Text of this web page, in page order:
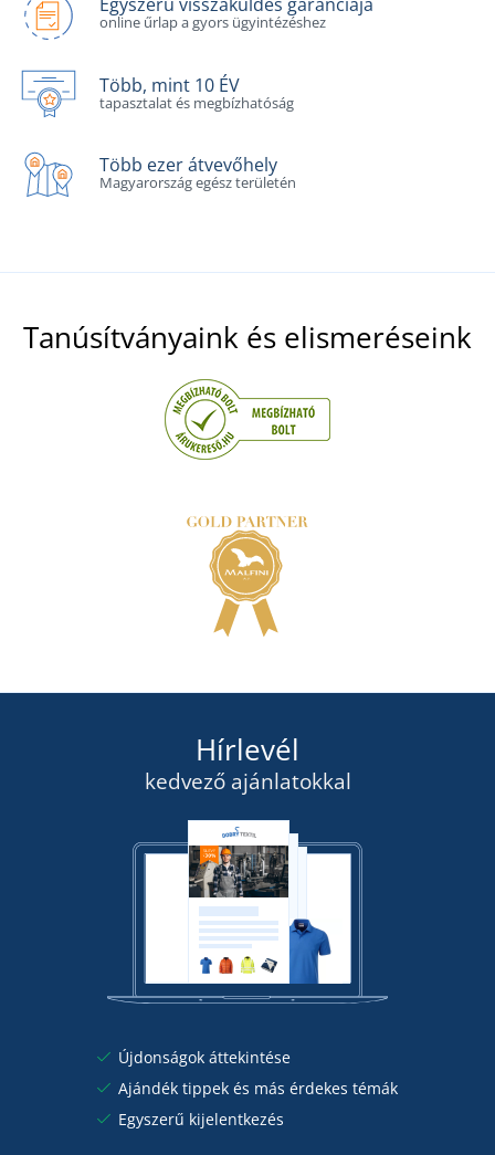
online űrlap a gyors ügyintézéshez
Több, mint 10 ÉV
tapasztalat és megbízhatóság
Több ezer átvevőhely
Magyarország egész területén
Tanúsítványaink és elismeréseink
Hírlevél
kedvező ajánlatokkal
Újdonságok áttekintése
Ajándék tippek és más érdekes témák
Egyszerű kijelentkezés